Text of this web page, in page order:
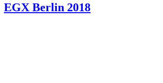
EGX Berlin 2018